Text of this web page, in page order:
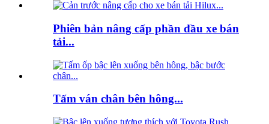
Phiên bản nâng cấp phần đầu xe bán
tải...
Tấm ván chân bên hông...